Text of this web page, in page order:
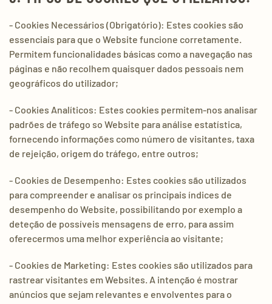
- Cookies Necessários (Obrigatório): Estes cookies são
essenciais para que o Website funcione corretamente.
Permitem funcionalidades básicas como a navegação nas
páginas e não recolhem quaisquer dados pessoais nem
geográficos do utilizador;
- Cookies Analíticos: Estes cookies permitem-nos analisar
padrões de tráfego so Website para análise estatística,
fornecendo informações como número de visitantes, taxa
de rejeição, origem do tráfego, entre outros;
- Cookies de Desempenho: Estes cookies são utilizados
para compreender e analisar os principais índices de
desempenho do Website, possibilitando por exemplo a
deteção de possíveis mensagens de erro, para assim
oferecermos uma melhor experiência ao visitante;
- Cookies de Marketing: Estes cookies são utilizados ​​para
rastrear visitantes em Websites. A intenção é mostrar
anúncios que sejam relevantes e envolventes para o